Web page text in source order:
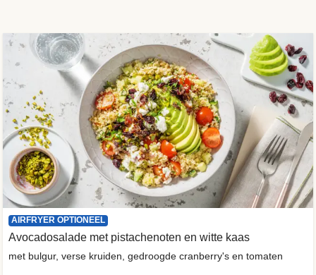
AIRFRYER OPTIONEEL
Avocadosalade met pistachenoten en witte kaas
met bulgur, verse kruiden, gedroogde cranberry's en tomaten